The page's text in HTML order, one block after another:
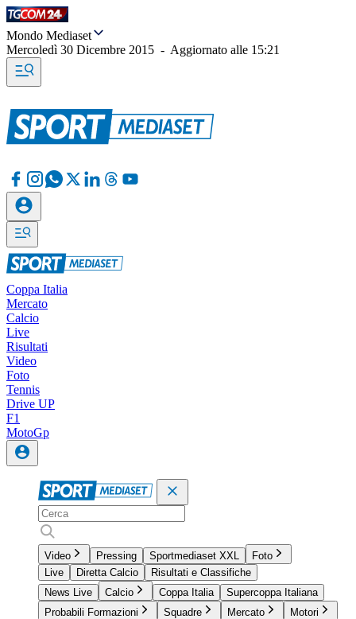
Mondo Mediaset
Mercoledì 30 Dicembre 2015 - Aggiornato alle 15:21
Coppa Italia
Mercato
Calcio
Live
Risultati
Video
Foto
Tennis
Drive UP
F1
MotoGp
Video Pressing Sportmediaset XXL
Foto
Live
Diretta Calcio
Risultati e Classifiche
News Live
Calcio Coppa Italia
Supercoppa Italiana
Probabili Formazioni
Squadre Mercato
Motori